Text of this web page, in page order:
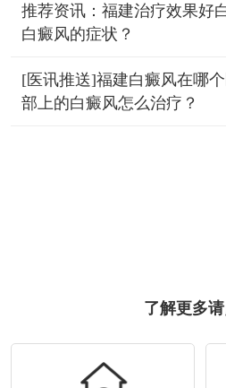
推荐资讯：福建治疗效果好
白癜风的症状？
[医讯推送]福建白癜风在哪
部上的白癜风怎么治疗？
了解更多